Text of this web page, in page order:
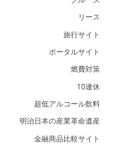
金融商品比較サイト
明治日本の産業革命遺産
超低アルコール飲料
10連休
燃費対策
ポータルサイト
旅行サイト
リース